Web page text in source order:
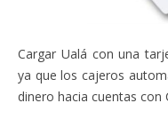
Cargar Ualá con una
ya que los cajeros
dinero hacia cuentas con